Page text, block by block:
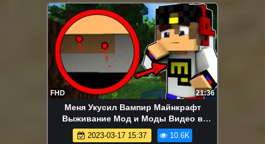
FHD 21:36
Меня Укусил Вампир Майнкрафт
Выживание Мод и Моды Видео в
Майнкрафте Хоррор Карты
2023-03-17 15:37 10.6K